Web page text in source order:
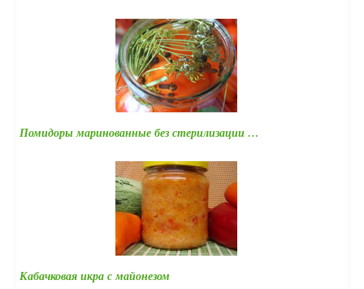
Помидоры маринованные без стерилизации …
Кабачковая икра с майонезом